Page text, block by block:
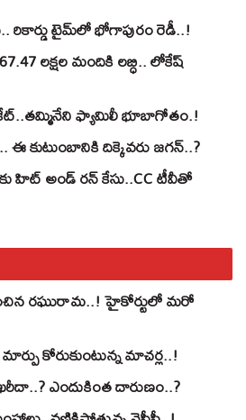
అభివృద్ధి.. రికార్డు టైమ్‌లో భోగాపురం రెడీ..!
లక్షల మందికి లబ్ధి.. లోకేష్‌
ఫ్యామిలీ భూబాగోతం.!
కుటుంబానికి దిక్కెవరు జగన్..?
హిట్ అండ్ రన్ కేసు..CC టీవీతో
రఘురామ..! హైకోర్టులో మరో
కోరుకుంటున్న మాచర్ల..!
ఎందుకింత దారుణం..?